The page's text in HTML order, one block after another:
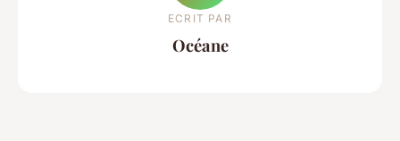
ECRIT PAR
Océane